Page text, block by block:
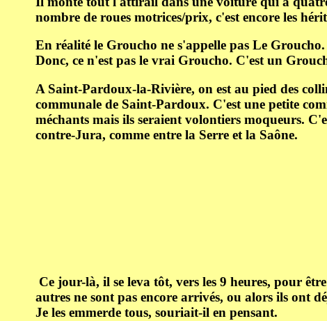
nombre de roues motrices/prix, c'est encore les
En réalité le Groucho ne s'appelle pas Le
Donc, ce n'est pas le vrai Groucho. C'est un
A Saint-Pardoux-la-Rivière, on est au pied des
communale de Saint-Pardoux. C'est une petite
méchants mais ils seraient volontiers moqueurs.
contre-Jura, comme entre la Serre et la Saône.
Ce jour-là, il se leva tôt, vers les 9 heures, pour
autres ne sont pas encore arrivés, ou alors ils ont
Je les emmerde tous, souriait-il en pensant.